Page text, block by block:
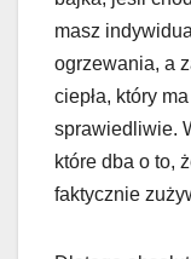
masz
ogrzewania, a
ciepła, który
sprawiedliwie.
które dba o to,
faktycznie